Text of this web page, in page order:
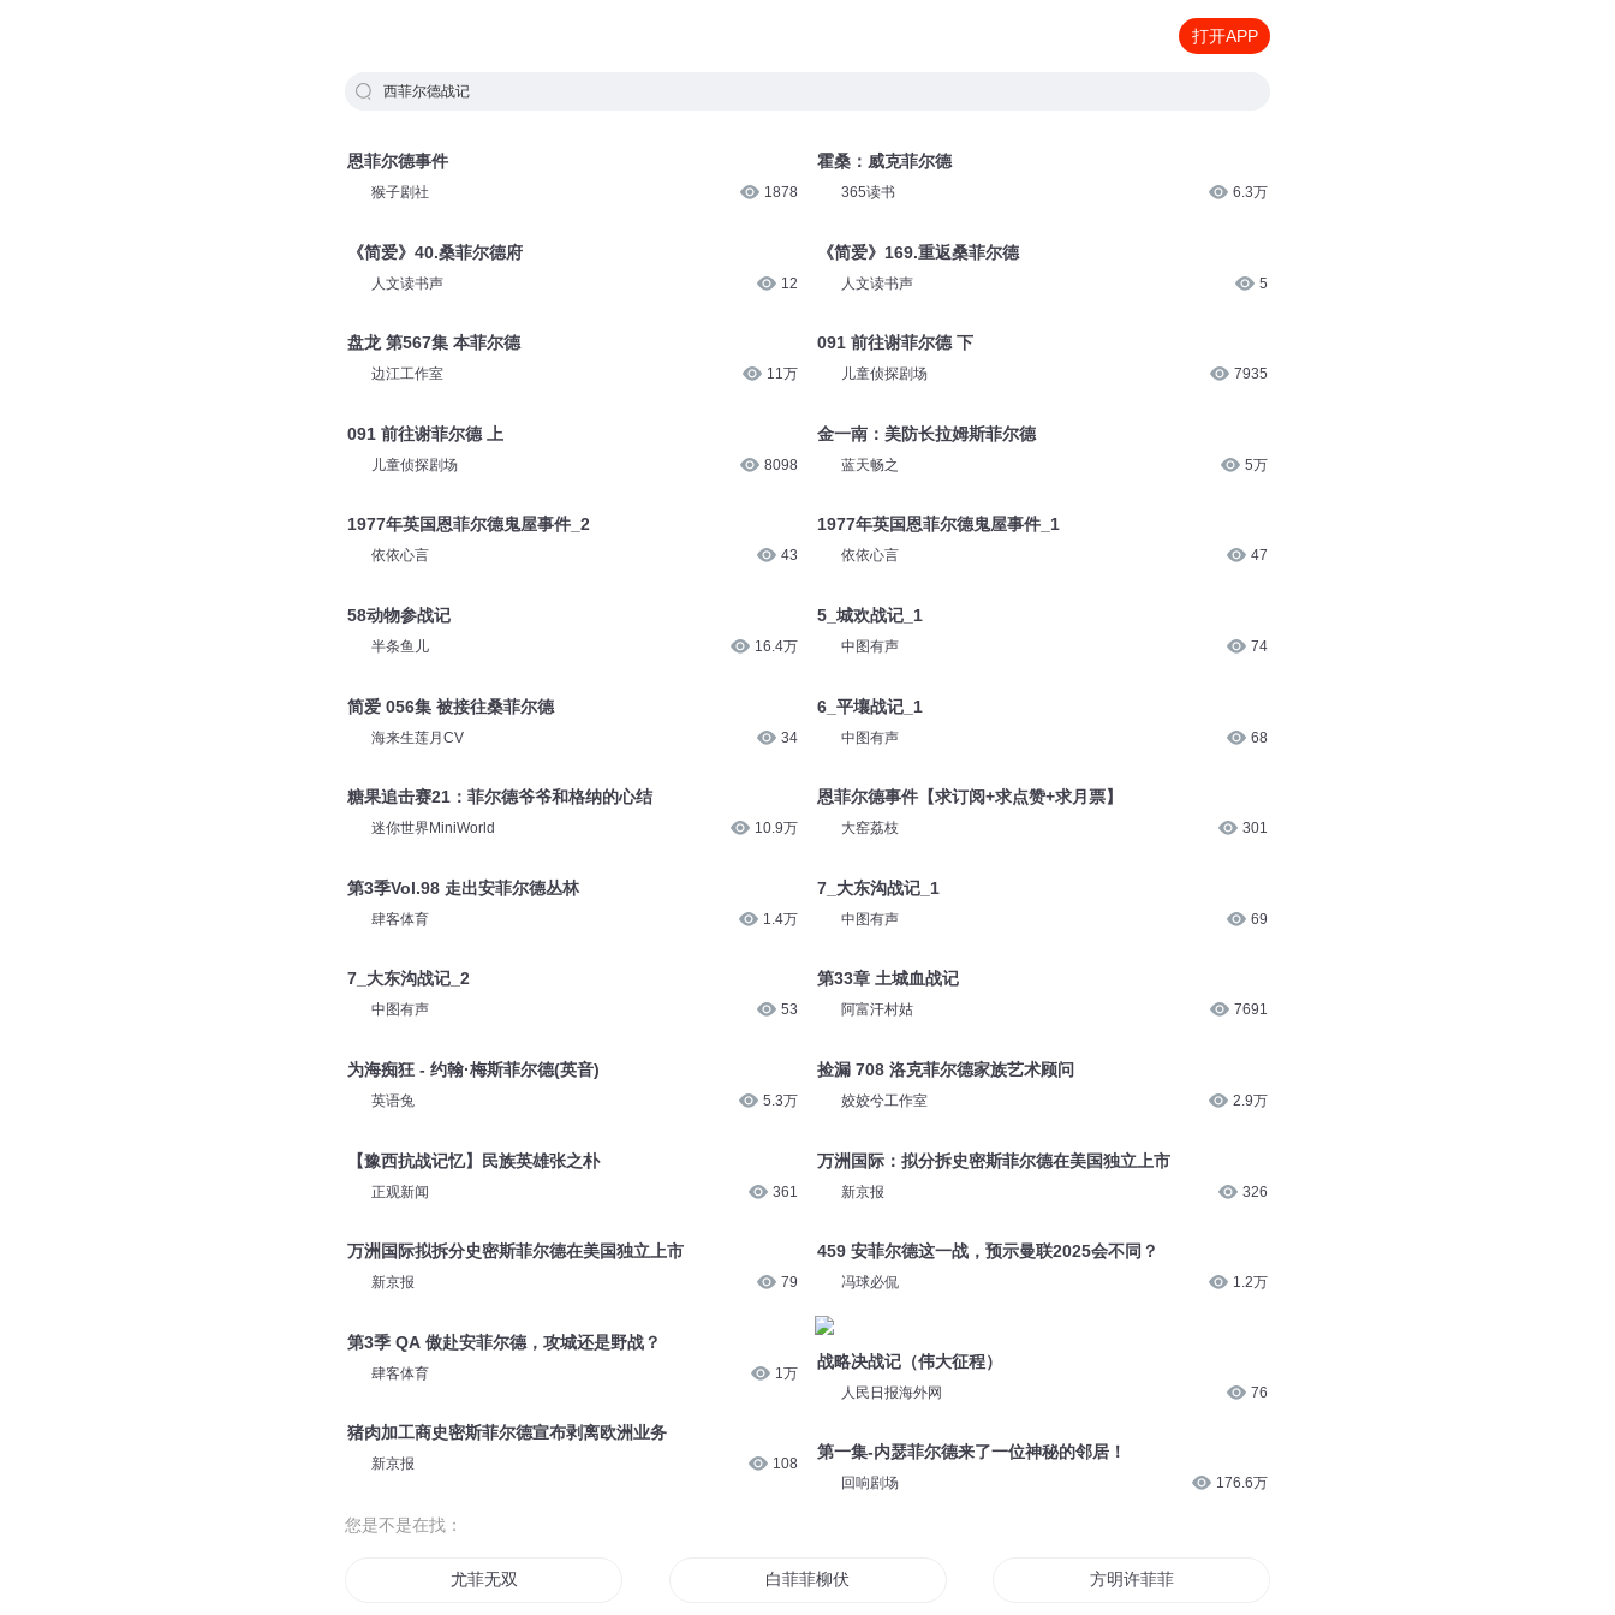
打开APP
西菲尔德战记
恩菲尔德事件
猴子剧社 1878
《简爱》40.桑菲尔德府
人文读书声 12
盘龙 第567集 本菲尔德
边江工作室 11万
091 前往谢菲尔德 上
儿童侦探剧场 8098
1977年英国恩菲尔德鬼屋事件_2
依依心言 43
58动物参战记
半条鱼儿 16.4万
简爱 056集 被接往桑菲尔德
海来生莲月CV 34
糖果追击赛21：菲尔德爷爷和格纳的心结
迷你世界MiniWorld 10.9万
第3季Vol.98 走出安菲尔德丛林
肆客体育 1.4万
7_大东沟战记_2
中图有声 53
为海痴狂 - 约翰·梅斯菲尔德(英音)
英语兔 5.3万
【豫西抗战记忆】民族英雄张之朴
正观新闻 361
万洲国际拟拆分史密斯菲尔德在美国独立上市
新京报 79
第3季 QA 傲赴安菲尔德，攻城还是野战？
肆客体育 1万
猪肉加工商史密斯菲尔德宣布剥离欧洲业务
新京报 108
霍桑：威克菲尔德
365读书 6.3万
《简爱》169.重返桑菲尔德
人文读书声 5
091 前往谢菲尔德 下
儿童侦探剧场 7935
金一南：美防长拉姆斯菲尔德
蓝天畅之 5万
1977年英国恩菲尔德鬼屋事件_1
依依心言 47
5_城欢战记_1
中图有声 74
6_平壤战记_1
中图有声 68
恩菲尔德事件【求订阅+求点赞+求月票】
大窑荔枝 301
7_大东沟战记_1
中图有声 69
第33章 土城血战记
阿富汗村姑 7691
捡漏 708 洛克菲尔德家族艺术顾问
姣姣兮工作室 2.9万
万洲国际：拟分拆史密斯菲尔德在美国独立上市
新京报 326
459 安菲尔德这一战，预示曼联2025会不同？
冯球必侃 1.2万
战略决战记（伟大征程）
人民日报海外网 76
第一集-内瑟菲尔德来了一位神秘的邻居！
回响剧场 176.6万
您是不是在找：
尤菲无双 白菲菲柳伏城 方明许菲菲